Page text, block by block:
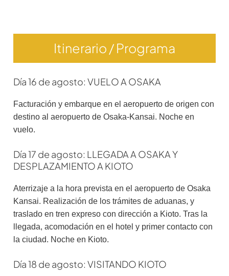
Itinerario / Programa
Día 16 de agosto: VUELO A OSAKA
Facturación y embarque en el aeropuerto de origen con
destino al aeropuerto de Osaka-Kansai. Noche en
vuelo.
Día 17 de agosto: LLEGADA A OSAKA Y
DESPLAZAMIENTO A KIOTO
Aterrizaje a la hora prevista en el aeropuerto de Osaka
Kansai. Realización de los trámites de aduanas, y
traslado en tren expreso con dirección a Kioto. Tras la
llegada, acomodación en el hotel y primer contacto con
la ciudad. Noche en Kioto.
Día 18 de agosto: VISITANDO KIOTO